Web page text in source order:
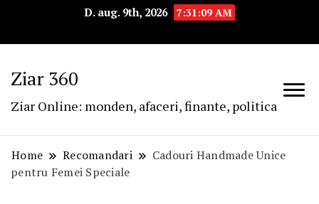
D. aug. 9th, 2026 7:31:10 AM
Ziar 360
Ziar Online: monden, afaceri, finante, politica
Home Recomandari
Cadouri Handmade Unice
pentru Femei Speciale